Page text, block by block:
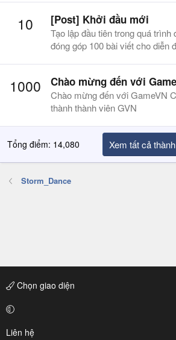
10 [Post] Khởi đầu mới
Tạo lập đầu tiên trong quá
đóng góp 100 bài viết cho diễn
1000 Chào mừng đến với
Chào mừng đến với GameVN
thành thành viên GVN
Tổng điểm: 14,080 Xem tất cả
Storm_Dance
Chọn giao diện
Liên hệ